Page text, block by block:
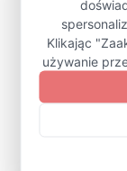
Zapisz się na